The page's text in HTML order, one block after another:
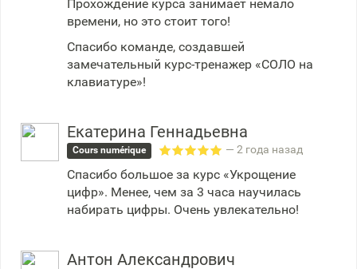
Прохождение курса занимает немало
времени, но это стоит того!
Спасибо команде, создавшей
замечательный курс-тренажер «СОЛО на
клавиатуре»!
Екатерина Геннадьевна
Cours numérique — 2 года назад
Спасибо большое за курс «Укрощение
цифр». Менее, чем за 3 часа научилась
набирать цифры. Очень увлекательно!
Антон Александрович